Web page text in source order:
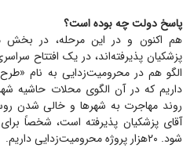
پاسخ دولت چه بوده است؟
هم اکنون و در این مرحله، در بخش
پزشکیان پذیرفته‌اند، در یک افتتاح
الگو هم در محرومیت‌زدایی به نام
داریم که در آن الگوی محلات حاشیه
روند مهاجرت به شهر‌ها و خالی شدن
آقای پزشکیان پذیرفته است، شخصاً
شود. ۲۰هزار پروژه محرومیت‌زدایی داریم.